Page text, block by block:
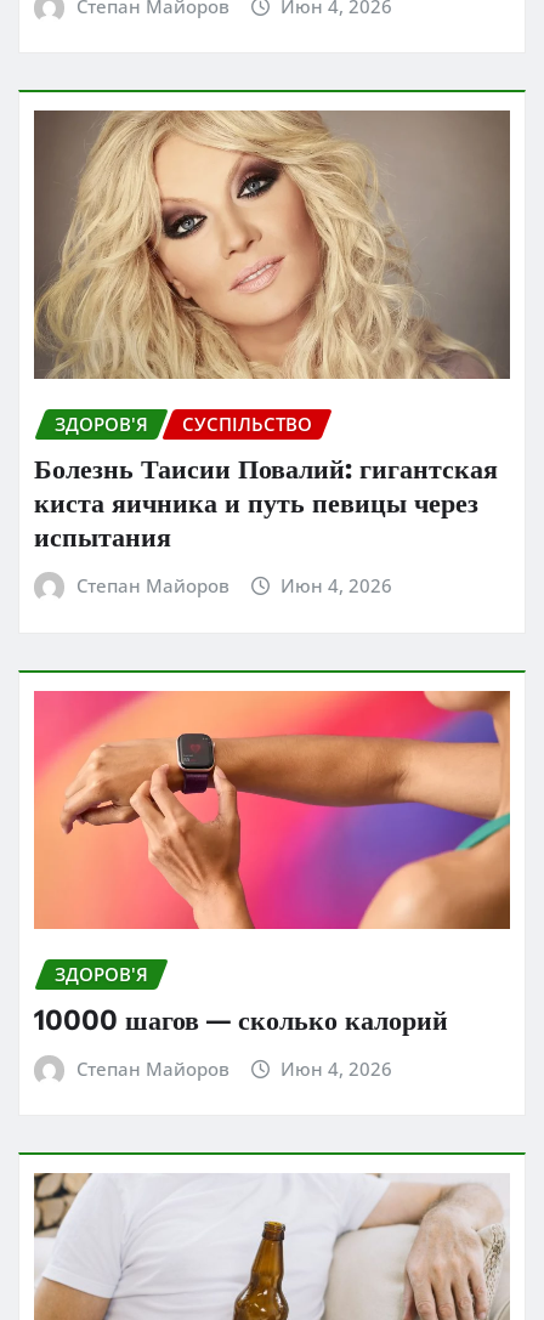
Степан Майоров Июн 4, 2026
ЗДОРОВ'Я СУСПІЛЬСТВО
Болезнь Таисии Повалий: гигантская
киста яичника и путь певицы через
испытания
Степан Майоров Июн 4, 2026
ЗДОРОВ'Я
10000 шагов — сколько калорий
Степан Майоров Июн 4, 2026